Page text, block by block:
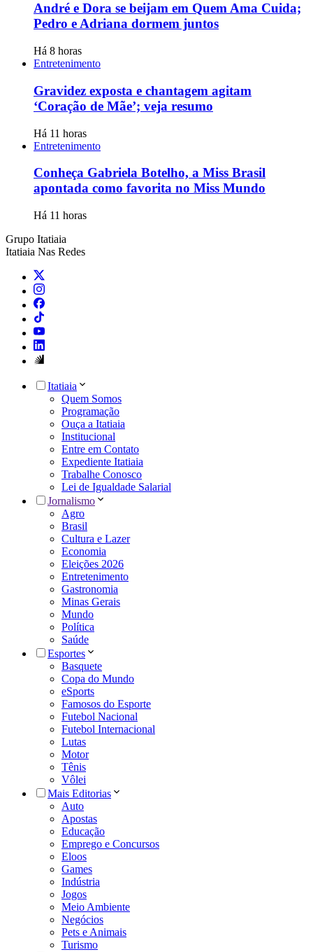
André e Dora se beijam em Quem Ama Cuida;
Pedro e Adriana dormem juntos
Há 8 horas
Entretenimento
Gravidez exposta e chantagem agitam
‘Coração de Mãe’; veja resumo
Há 11 horas
Entretenimento
Conheça Gabriela Botelho, a Miss Brasil
apontada como favorita no Miss Mundo
Há 11 horas
Grupo Itatiaia
Itatiaia Nas Redes
Itatiaia
Quem Somos
Programação
Ouça a Itatiaia
Institucional
Entre em Contato
Expediente Itatiaia
Trabalhe Conosco
Lei de Igualdade Salarial
Jornalismo
Agro
Brasil
Cultura e Lazer
Economia
Eleições 2026
Entretenimento
Gastronomia
Minas Gerais
Mundo
Política
Saúde
Esportes
Basquete
Copa do Mundo
eSports
Famosos do Esporte
Futebol Nacional
Futebol Internacional
Lutas
Motor
Tênis
Vôlei
Mais Editorias
Auto
Apostas
Educação
Emprego e Concursos
Eloos
Games
Indústria
Jogos
Meio Ambiente
Negócios
Pets e Animais
Turismo